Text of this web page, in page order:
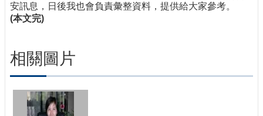
安訊息，日後我也會負責彙整資料，提供給大家參考。
(本文完)
相關圖片